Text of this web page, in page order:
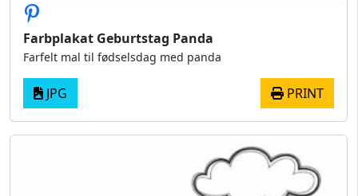
Farbplakat Geburtstag Panda
Farfelt mal til fødselsdag med panda
JPG PRINT